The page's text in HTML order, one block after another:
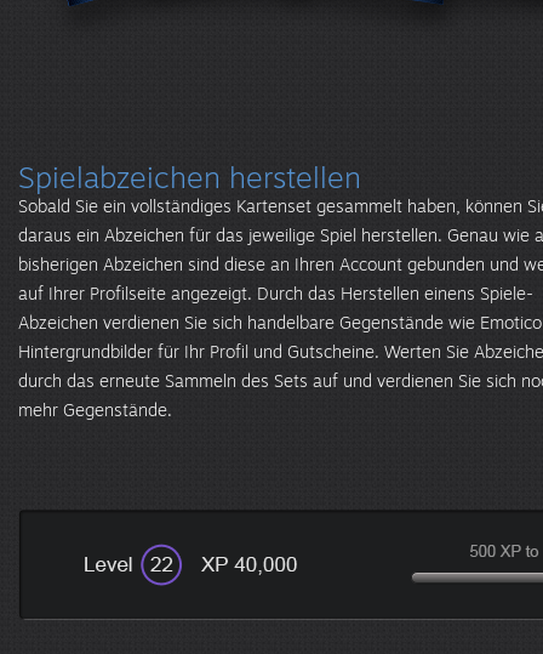
Spielabzeichen herstellen
Sobald Sie ein vollständiges Kartenset gesammelt haben, können
daraus ein Abzeichen für das jeweilige Spiel herstellen. Genau wie
bisherigen Abzeichen sind diese an Ihren Account gebunden und
auf Ihrer Profilseite angezeigt. Durch das Herstellen einens Spiele-
Abzeichen verdienen Sie sich handelbare Gegenstände wie
Hintergrundbilder für Ihr Profil und Gutscheine. Werten Sie
durch das erneute Sammeln des Sets auf und verdienen Sie sich
mehr Gegenstände.